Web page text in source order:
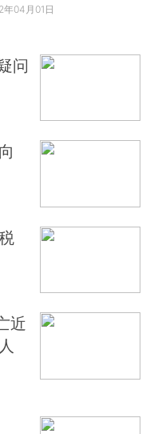
年04月01日
问
近